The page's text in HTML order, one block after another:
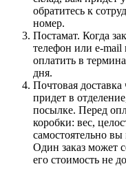
обратитесь к
номер.
Постамат. Когда
телефон или e-
оплатить в
дня.
Почтовая доставка
придет в
посылке. Перед
коробки: вес,
самостоятельно вы
Один заказ может
его стоимость не